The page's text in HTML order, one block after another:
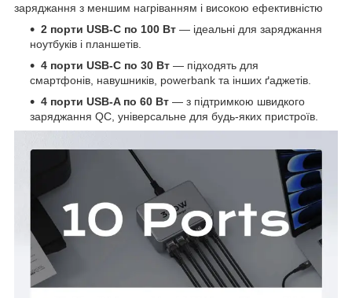
заряджання з меншим нагріванням і високою ефективністю
2 порти USB-C по 100 Вт — ідеальні для заряджання
ноутбуків і планшетів.
4 порти USB-C по 30 Вт — підходять для
смартфонів, навушників, powerbank та інших ґаджетів.
4 порти USB-A по 60 Вт — з підтримкою швидкого
заряджання QC, універсальне для будь-яких пристроїв.